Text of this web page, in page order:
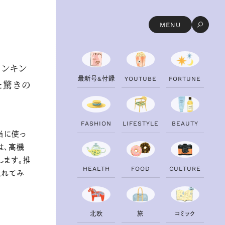
MENU
キン
きの
に使っ
、高機
す。推
れてみ
最新号&付録 YOUTU B E FORTU N E
FAS H ION LI FESTYLE B EAUTY
H EALTH FOOD CU LTU RE
北欧 旅 コ ミ ック